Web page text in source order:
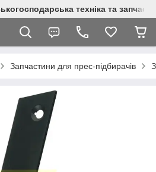
техніка та
Запчастини для прес-підбирачів